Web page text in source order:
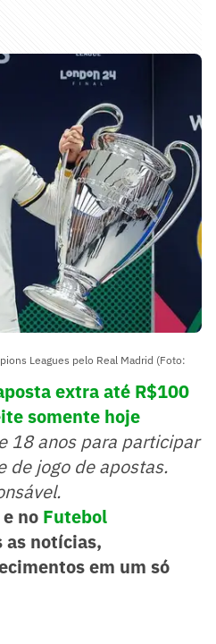
Leagues pelo Real Madrid (Foto:
extra até R$100
somente hoje
18 anos para participar
de jogo de apostas.
no Futebol
as notícias,
em um só